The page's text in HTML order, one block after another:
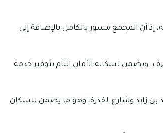
إذ أن المجمع مسور بالكامل بالإضافة إلى
مجمع تيرانوفا المرابع العربية على وحدات فلل من 4 و5 و6 غرف، ويضمن لسكانه الأمان التام بتوفير خدمة
بن زايد وشارع القدرة، وهو ما يضمن للسكان